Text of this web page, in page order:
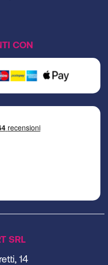
SRL
14
CON